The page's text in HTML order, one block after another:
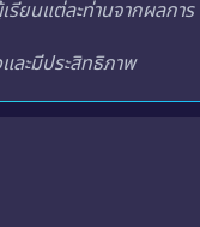
คะแนน วัดระดับและจัด
งบันดาลใจ น่าตื่นเต้นและ